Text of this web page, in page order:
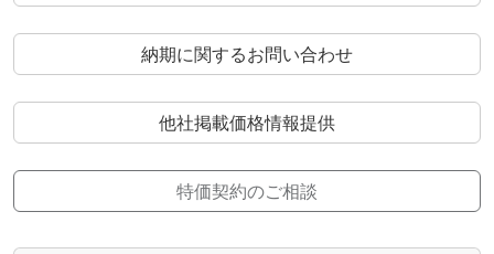
納期に関するお問い合わせ
他社掲載価格情報提供
特価契約のご相談